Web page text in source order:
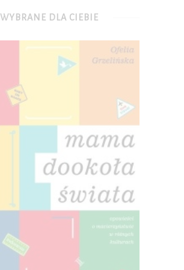
WYBRANE DLA CIEBIE